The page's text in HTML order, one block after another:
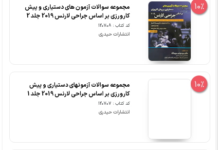
10%
مجموعه سوالات آزمون های دستیاری و پیش
کارورزی بر اساس جراحی لارنس 2019 جلد 2
کد کتاب : 120708
انتشارات حیدری
10%
مجموعه سوالات آزمون‎های دستیاری و پیش
کارورزی بر اساس جراحی لارنس 2019 جلد 1
کد کتاب : 120707
انتشارات حیدری